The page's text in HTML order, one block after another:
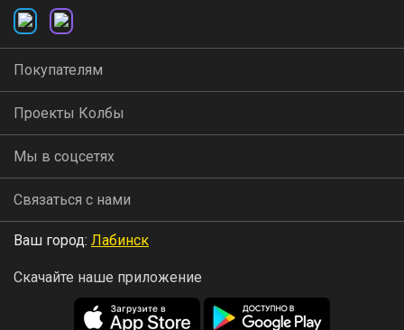
Покупателям
Проекты Колбы
Мы в соцсетях
Связаться с нами
Ваш город: Лабинск
Скачайте наше приложение